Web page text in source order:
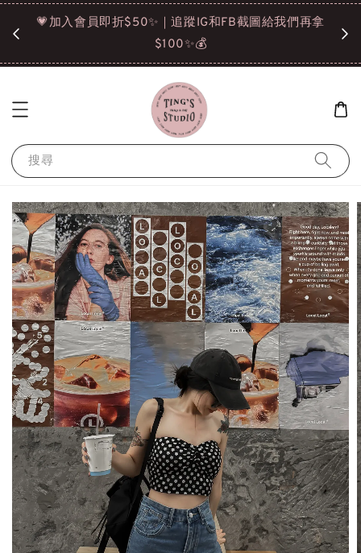
選
💗加入會員即折$50✨｜追蹤IG和FB截圖給我們再拿
$100✨💰
搜尋